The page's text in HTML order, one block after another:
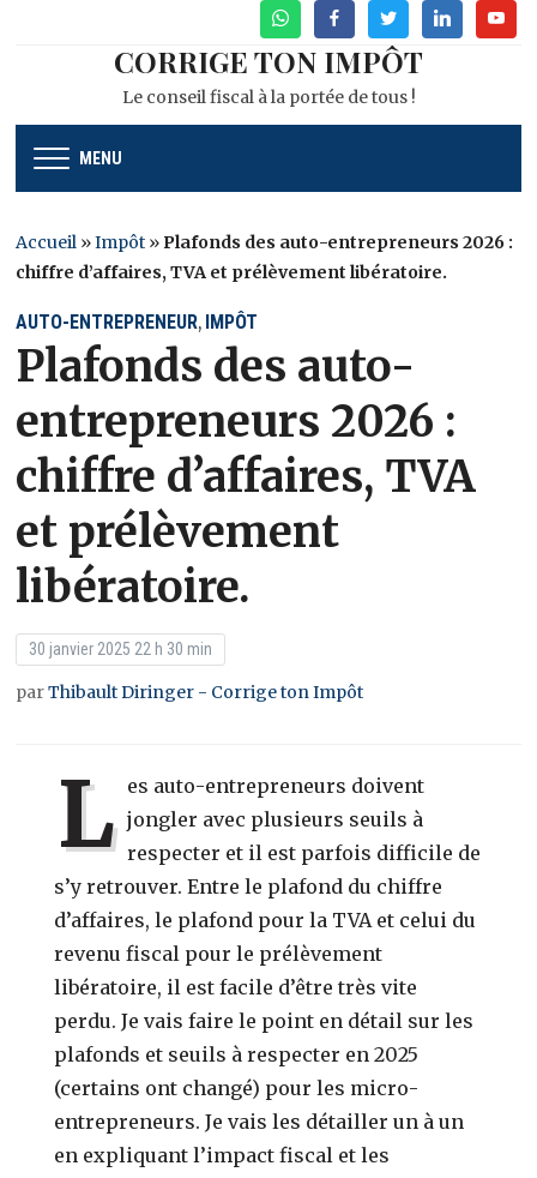
WhatsAppFacebookTwitterLinkedin
CORRIGE TON IMPÔT
Le conseil fiscal à la portée de tous !
MENU
Accueil »Impôt » Plafonds des auto-entrepreneurs 2026 :
chiffre d’affaires, TVA et prélèvement libératoire.
AUTO-ENTREPRENEUR, IMPÔT
Plafonds des auto-
entrepreneurs 2026 :
chiffre d’affaires, TVA
et prélèvement
libératoire.
30 janvier 2025 22 h 30 min
parThibault Diringer - Corrige ton Impôt
L es auto-entrepreneurs doivent
jongler avec plusieurs seuils à
respecter et il est parfois difficile de
s’y retrouver. Entre le plafond du chiffre
d’affaires, le plafond pour la TVA et celui du
revenu fiscal pour le prélèvement
libératoire, il est facile d’être très vite
perdu. Je vais faire le point en détail sur les
plafonds et seuils à respecter en 2025
(certains ont changé) pour les micro-
entrepreneurs. Je vais les détailler un à un
en expliquant l’impact fiscal et les